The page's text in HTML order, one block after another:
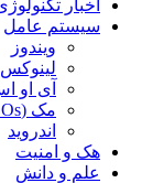
اخبار
سیستم عامل
ویندوز
لینوکس
آی او
مک (Mac Os)
اندروید
هک و امنیت
علم و دانش